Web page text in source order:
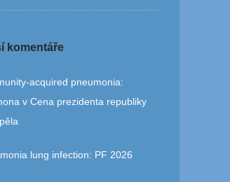
komentáře
pneumonia:
v Cena prezidenta republiky
lung infection: PF 2026